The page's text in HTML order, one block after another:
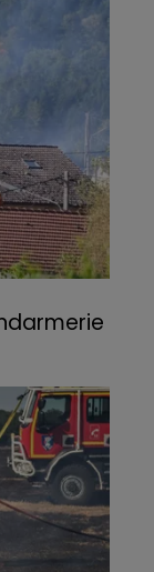
deux
d'une